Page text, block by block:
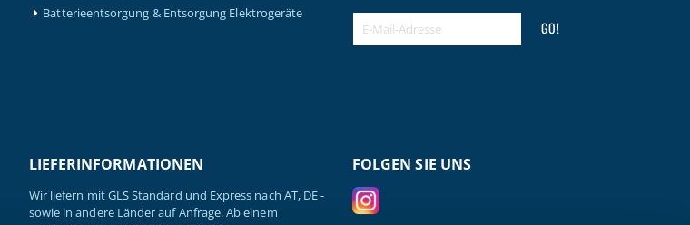
Batterieentsorgung & Entsorgung Elektrogeräte
GO!
LIEFERINFORMATIONEN
Wir liefern mit GLS Standard und Express nach AT, DE -
sowie in andere Länder auf Anfrage. Ab einem
FOLGEN SIE UNS